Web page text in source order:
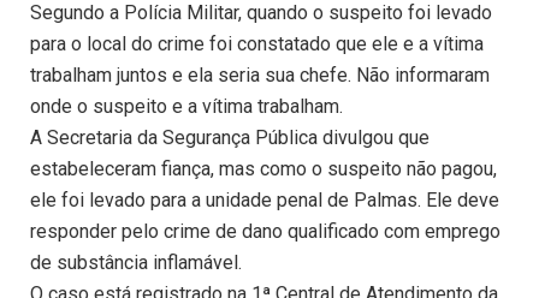
Segundo a Polícia Militar, quando o suspeito foi levado
para o local do crime foi constatado que ele e a vítima
trabalham juntos e ela seria sua chefe. Não informaram
onde o suspeito e a vítima trabalham.
A Secretaria da Segurança Pública divulgou que
estabeleceram fiança, mas como o suspeito não pagou,
ele foi levado para a unidade penal de Palmas. Ele deve
responder pelo crime de dano qualificado com emprego
de substância inflamável.